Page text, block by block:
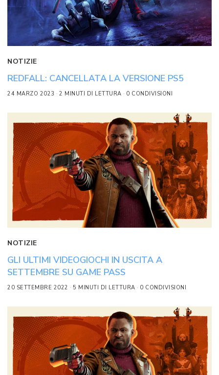
NOTIZIE
REDFALL: CANCELLATA LA VERSIONE PS5
24 MARZO 2023 2 MINUTI DI LETTURA 0 CONDIVISIONI
NOTIZIE
GLI ULTIMI VIDEOGIOCHI IN USCITA A
SETTEMBRE SU GAME PASS
20 SETTEMBRE 2022 5 MINUTI DI LETTURA 0 CONDIVISIONI